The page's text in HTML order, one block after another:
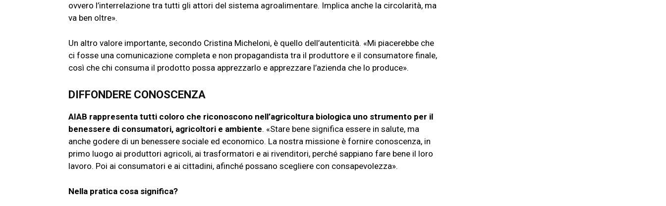
ovvero l’interrelazione tra tutti gli attori del sistema agroalimentare. Implica anche la circolarità, ma
va ben oltre».
Un altro valore importante, secondo Cristina Micheloni, è quello dell’autenticità. «Mi piacerebbe che
ci fosse una comunicazione completa e non propagandista tra il produttore e il consumatore finale,
così che chi consuma il prodotto possa apprezzarlo e apprezzare l’azienda che lo produce».
DIFFONDERE CONOSCENZA
AIAB rappresenta tutti coloro che riconoscono nell’agricoltura biologica uno strumento per il
benessere di consumatori, agricoltori e ambiente. «Stare bene significa essere in salute, ma
anche godere di un benessere sociale ed economico. La nostra missione è fornire conoscenza, in
primo luogo ai produttori agricoli, ai trasformatori e ai rivenditori, perché sappiano fare bene il loro
lavoro. Poi ai consumatori e ai cittadini, afinché possano scegliere con consapevolezza».
Nella pratica cosa significa?